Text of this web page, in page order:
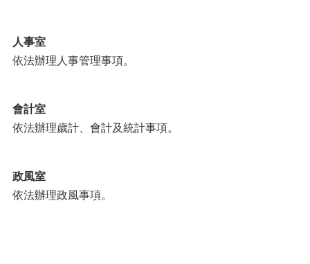
人事室
依法辦理人事管理事項。
會計室
依法辦理歲計、會計及統計事項。
政風室
依法辦理政風事項。